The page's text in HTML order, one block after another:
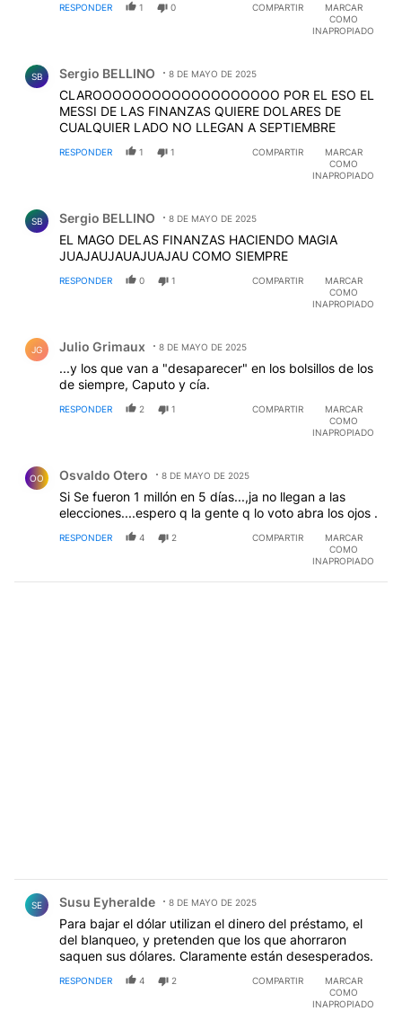
RESPONDER 1 0 COMPARTIR
MARCAR
COMO
INAPROPIADO
SB Sergio BELLINO 8 DE MAYO DE 2025
CLAROOOOOOOOOOOOOOOOOOO POR EL ESO EL
MESSI DE LAS FINANZAS QUIERE DOLARES DE
CUALQUIER LADO NO LLEGAN A SEPTIEMBRE
RESPONDER 1 1 COMPARTIR
MARCAR
COMO
INAPROPIADO
SB Sergio BELLINO 8 DE MAYO DE 2025
EL MAGO DELAS FINANZAS HACIENDO MAGIA
JUAJAUJAUAJUAJAU COMO SIEMPRE
RESPONDER 0 1 COMPARTIR
MARCAR
COMO
INAPROPIADO
JG Julio Grimaux 8 DE MAYO DE 2025
...y los que van a "desaparecer" en los bolsillos de los
de siempre, Caputo y cía.
RESPONDER 2 1 COMPARTIR
MARCAR
COMO
INAPROPIADO
OO Osvaldo Otero 8 DE MAYO DE 2025
Si Se fueron 1 millón en 5 días...,ja no llegan a las
elecciones....espero q la gente q lo voto abra los ojos .
RESPONDER 4 2 COMPARTIR
MARCAR
COMO
INAPROPIADO
SE Susu Eyheralde 8 DE MAYO DE 2025
Para bajar el dólar utilizan el dinero del préstamo, el
del blanqueo, y pretenden que los que ahorraron
saquen sus dólares. Claramente están desesperados.
RESPONDER 4 2 COMPARTIR
MARCAR
COMO
INAPROPIADO